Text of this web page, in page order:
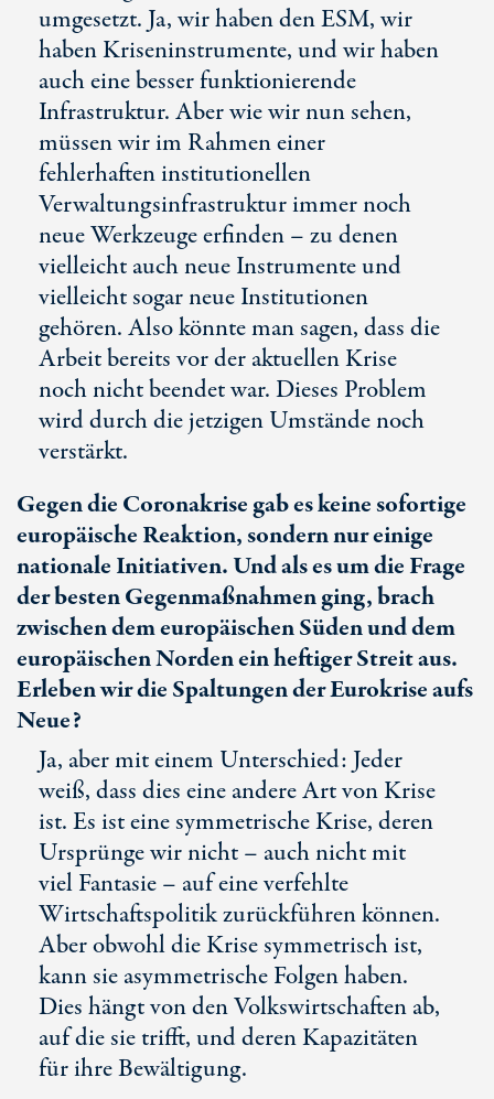
umgesetzt. Ja, wir haben den ESM, wir
haben Kriseninstrumente, und wir haben
auch eine besser funktionierende
Infrastruktur. Aber wie wir nun sehen,
müssen wir im Rahmen einer
fehlerhaften institutionellen
Verwaltungsinfrastruktur immer noch
neue Werkzeuge erfinden – zu denen
vielleicht auch neue Instrumente und
vielleicht sogar neue Institutionen
gehören. Also könnte man sagen, dass die
Arbeit bereits vor der aktuellen Krise
noch nicht beendet war. Dieses Problem
wird durch die jetzigen Umstände noch
verstärkt.
Gegen die Coronakrise gab es keine sofortige
europäische Reaktion, sondern nur einige
nationale Initiativen. Und als es um die Frage
der besten Gegenmaßnahmen ging, brach
zwischen dem europäischen Süden und dem
europäischen Norden ein heftiger Streit aus.
Erleben wir die Spaltungen der Eurokrise aufs
Neue?
Ja, aber mit einem Unterschied: Jeder
weiß, dass dies eine andere Art von Krise
ist. Es ist eine symmetrische Krise, deren
Ursprünge wir nicht – auch nicht mit
viel Fantasie – auf eine verfehlte
Wirtschaftspolitik zurückführen können.
Aber obwohl die Krise symmetrisch ist,
kann sie asymmetrische Folgen haben.
Dies hängt von den Volkswirtschaften ab,
auf die sie trifft, und deren Kapazitäten
für ihre Bewältigung.